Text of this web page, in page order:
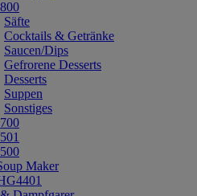
Säfte
Cocktails & Getränke
Saucen/Dips
Gefrorene Desserts
Desserts
Suppen
Sonstiges
Maker